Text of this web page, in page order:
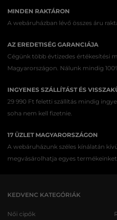
MINDEN RAKTÁRON
A webáruházban lévő összes áru
AZ EREDETISÉG GARANCIÁJA
Cégünk több évtizedes értékesítési
Magyarországon. Nálunk mindig
INGYENES SZÁLLÍTÁST ÉS
29 990 Ft feletti szállítás mindig
soha nem kell fizetnie.
17 ÜZLET MAGYARORSZÁGON
A webáruházunk széles kínálatán
megvásárolhatja egyes termékeinket.
KEDVENC KATEGÓRIÁK
Női cipők